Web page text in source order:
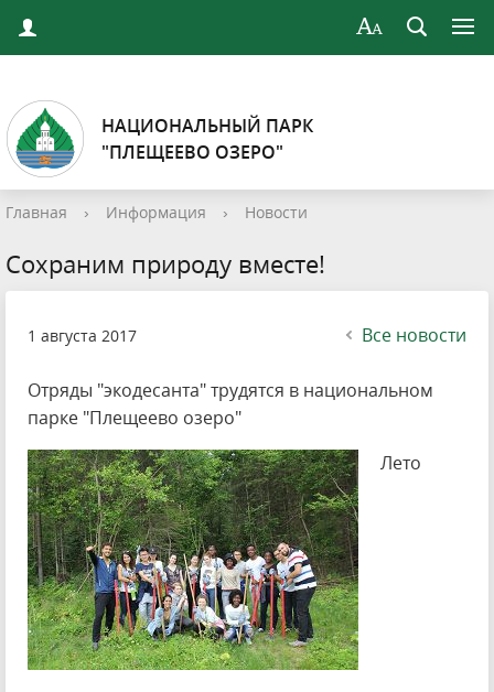
НАЦИОНАЛЬНЫЙ ПАРК
"ПЛЕЩЕЕВО ОЗЕРО"
Главная › Информация › Новости
Сохраним природу вместе!
1 августа 2017 Все новости
Отряды "экодесанта" трудятся в национальном
парке "Плещеево озеро"
Лето